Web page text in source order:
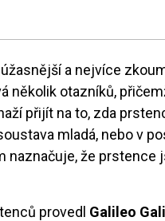
a nejvíce
několik otazníků,
přijít na to, zda
mladá, nebo v
naznačuje, že prstence
provedl Galileo